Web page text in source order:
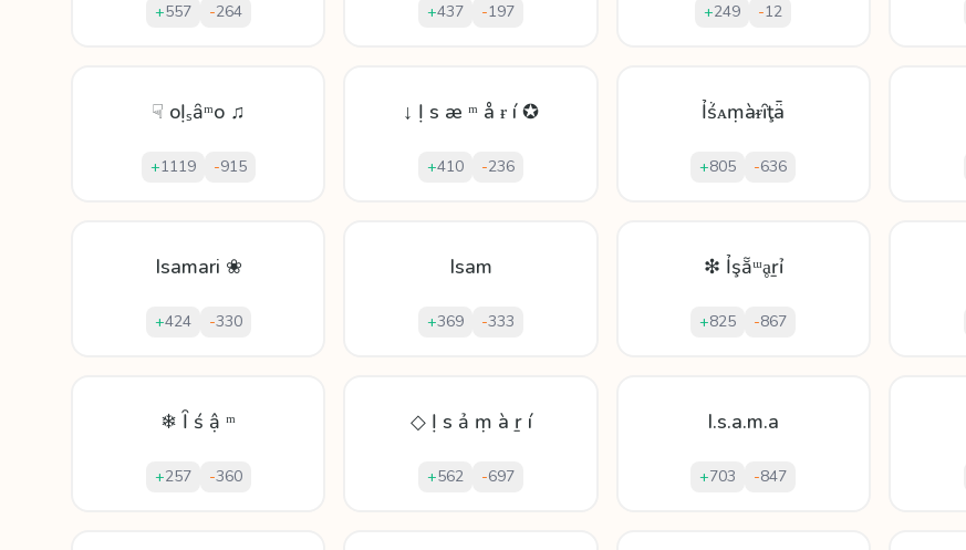
+557 -264 +437 -197 +249 -12
☟ oỊₛȃᵐo ♫
+1119 -915
↓ Ị ѕ æ ᵐ å ɍ í ✪
+410 -236
Ỉṥᴀṃàᵲȋţǟ
+805 -636
Isamari ❀
+424 -330
Isam
+369 -333
❇ Ỉşẵᵚḁṟỉ
+825 -867
❄ Ȋ ś ậ ᵐ
+257 -360
◇ Ị ѕ ả ṃ à ṟ í
+562 -697
I.s.a.m.a
+703 -847